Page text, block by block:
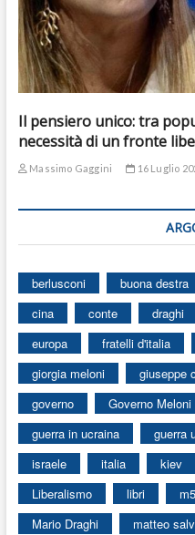
Il pensiero unico: tra
necessità di un fronte
Massimo Gaggini 16 Luglio
berlusconi buona destra
cina
conte draghi
europa
fratelli d'italia
giorgia meloni
giuseppe
governo
Governo Meloni
guerra in ucraina
guerra
israele
italia kiev
Liberalismo
libri
Mario Draghi
matteo